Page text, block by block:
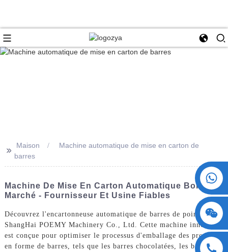
>>
Maison
Machine automatique de mise en carton de
barres
Machine De Mise En Carton Automatique Bon
Marché - Fournisseur Et Usine Fiables
Découvrez l'encartonneuse automatique de barres de pointe de
ShangHai POEMY Machinery Co., Ltd. Cette machine innovante
est conçue pour optimiser le processus d'emballage des produits
en forme de barres, tels que les barres chocolatées, les barres de